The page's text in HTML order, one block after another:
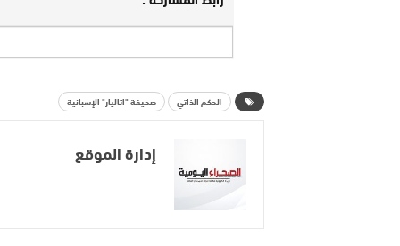
الحكم الذاتي صحيفة "اتاليار" الإسبانية
إدارة الموقع